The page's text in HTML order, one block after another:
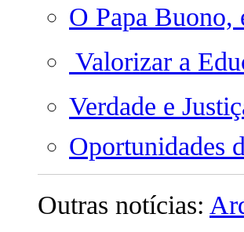
O Papa Buono,
 Valorizar a
Verdade e
Oportunidades
Outras notícias: